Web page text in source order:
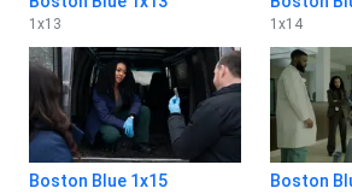
1 x13 1 x14
Boston Blue 1x15 Boston